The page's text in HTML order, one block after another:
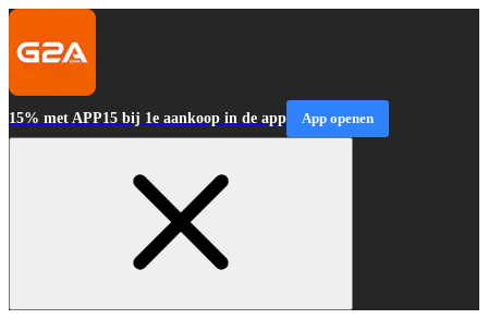
15% met APP15 bij 1e aankoop in de app App openen